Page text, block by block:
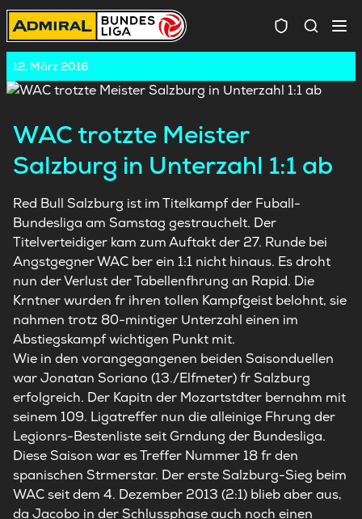
12. März 2016
WAC trotzte Meister
Salzburg in Unterzahl 1:1 ab
Red Bull Salzburg ist im Titelkampf der Fuball-
Bundesliga am Samstag gestrauchelt. Der
Titelverteidiger kam zum Auftakt der 27. Runde bei
Angstgegner WAC ber ein 1:1 nicht hinaus. Es droht
nun der Verlust der Tabellenfhrung an Rapid. Die
Krntner wurden fr ihren tollen Kampfgeist belohnt, sie
nahmen trotz 80-mintiger Unterzahl einen im
Abstiegskampf wichtigen Punkt mit.
Wie in den vorangegangenen beiden Saisonduellen
war Jonatan Soriano (13./Elfmeter) fr Salzburg
erfolgreich. Der Kapitn der Mozartstdter bernahm mit
seinem 109. Ligatreffer nun die alleinige Fhrung der
Legionrs-Bestenliste seit Grndung der Bundesliga.
Diese Saison war es Treffer Nummer 18 fr den
spanischen Strmerstar. Der erste Salzburg-Sieg beim
WAC seit dem 4. Dezember 2013 (2:1) blieb aber aus,
da Jacobo in der Schlussphase auch noch einen